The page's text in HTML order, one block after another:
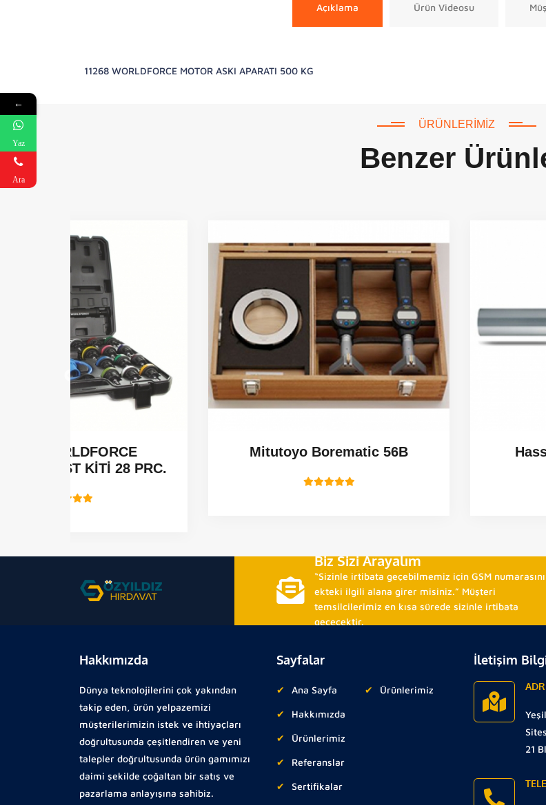
Açıklama Ürün Videosu
11268 WORLDFORCE MOTOR ASKI APARATI 500 KG
ÜRÜNLERIMIZ
Benzer
Mitutoyo Borematic 56B Hassas Mors Kovanları
Biz Sizi Arayalım
“Sizinle irtibata geçebilmemiz için GSM numarasını
ekteki ilgili alana girer misiniz.” Müşteri
temsilcilerimiz en kısa sürede sizinle irtibata
geçecektir.
Hakkımızda
Dünya teknolojilerini çok yakından
takip eden, ürün yelpazemizi
müşterilerimizin istek ve ihtiyaçları
doğrultusunda çeşitlendiren ve yeni
talepler doğrultusunda ürün gamımızı
daimi şekilde çoğaltan bir satış ve
pazarlama anlayışına sahibiz.
Sayfalar
Ana Sayfa
Hakkımızda
Ürünlerimiz
Referanslar
Sertifikalar
Ürünlerimiz
İletişim
21
←
Yaz
Ara